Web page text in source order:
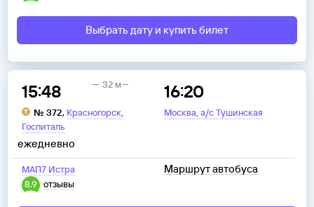
Выбрать дату и купить билет
15:48
№ 372, Красногорск,
Госпиталь
16:20
Москва,а/с Тушинская
32 м
МАП7 Истра
8,9
отзывы
ежедневно
Маршрут автобуса